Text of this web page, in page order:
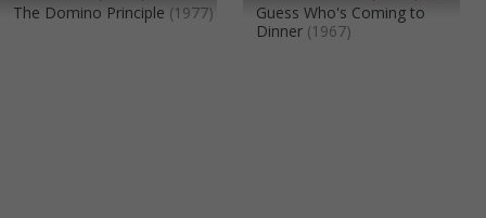
The Domino Principle (1977)
Guess Who's Coming to
Dinner (1967)